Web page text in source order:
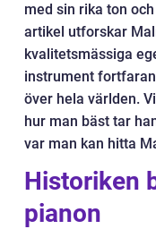
med sin rika ton
artikel utforskar
kvalitetsmässiga
instrument
över hela världen.
hur man bäst tar
var man kan hitta
Historiken
pianon